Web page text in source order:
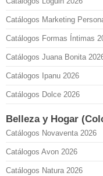
Catálogos Marketing
Catálogos Formas Íntimas
Catálogos Juana Bonita
Catálogos Ipanu 2026
Catálogos Dolce 2026
Belleza y Hogar
Catálogos Novaventa 2026
Catálogos Avon 2026
Catálogos Natura 2026